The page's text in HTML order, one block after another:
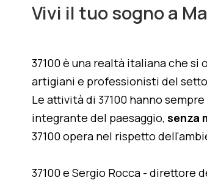
Vivi il tuo sogno a
37100 è una realtà italiana che si
artigiani e professionisti del
Le attività di 37100 hanno
integrante del paesaggio, senza
37100 opera nel rispetto
37100 e Sergio Rocca - direttore